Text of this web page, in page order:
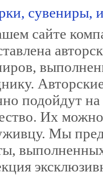
сувениры,
сайте
подойдут
Их
Мы